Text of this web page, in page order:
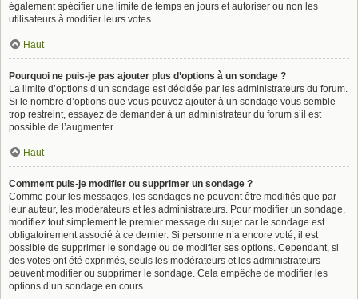
également spécifier une limite de temps en jours et autoriser ou non les
utilisateurs à modifier leurs votes.
Haut
Pourquoi ne puis-je pas ajouter plus d’options à un sondage ?
La limite d’options d’un sondage est décidée par les administrateurs du forum.
Si le nombre d’options que vous pouvez ajouter à un sondage vous semble
trop restreint, essayez de demander à un administrateur du forum s’il est
possible de l’augmenter.
Haut
Comment puis-je modifier ou supprimer un sondage ?
Comme pour les messages, les sondages ne peuvent être modifiés que par
leur auteur, les modérateurs et les administrateurs. Pour modifier un sondage,
modifiez tout simplement le premier message du sujet car le sondage est
obligatoirement associé à ce dernier. Si personne n’a encore voté, il est
possible de supprimer le sondage ou de modifier ses options. Cependant, si
des votes ont été exprimés, seuls les modérateurs et les administrateurs
peuvent modifier ou supprimer le sondage. Cela empêche de modifier les
options d’un sondage en cours.